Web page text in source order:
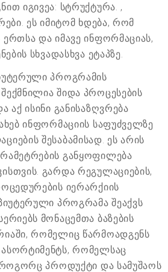
იგივეა: სტრუქტურა. ,
ეს იმიტომ ხდება, რომ
და იმავე ინფორმაციას,
სხვადასხვა ეტაპზე.
პროგრამის
შიდა პროცესების
აქ ისინი განისაზღვრება
ინფორმაციის საფუძველზე
შესაბამისად. ეს არის
განყოფილება
გარდა რეგულაციების,
იერარქიის
პროგრამა შეაქვს
მონაცემთა ბაზების
რომელიც წარმოადგენს
რომელსაც
როგორც პროდუქტი და სამუშაოს